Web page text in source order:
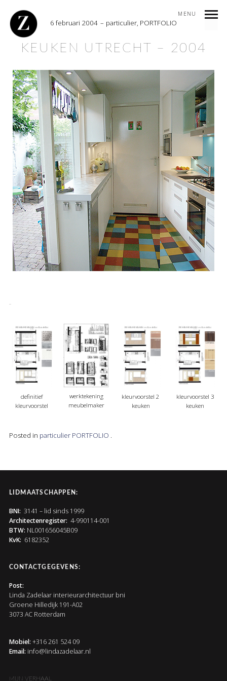
MENU
6 februari 2004 particulier, PORTFOLIO
KEUKEN UTRECHT – 2004
definitief
kleurvoorstel
werktekening
meubelmaker
kleurvoorstel 2
keuken
kleurvoorstel 3
keuken
Posted in particulier PORTFOLIO .
LIDMAATSCHAPPEN:
BNI: 3141 – lid sinds 1999
Architectenregister: 4-990114-001
BTW: NL001656045B09
KvK: 6182352
CONTACTGEGEVENS:
Post:
Linda Zadelaar interieurarchitectuur bni
Groene Hilledijk 191-A02
3073 AC Rotterdam
Mobiel: +316 261 524 09
Email: info@lindazadelaar.nl
MIJN VERHAAL